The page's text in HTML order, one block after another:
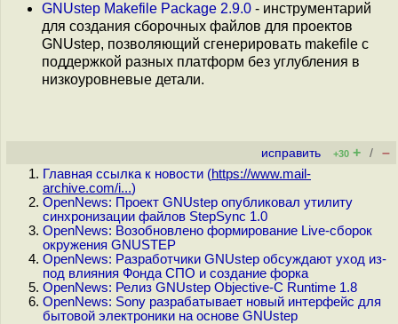
GNUstep Makefile Package 2.9.0 - инструментарий
для создания сборочных файлов для проектов
GNUstep, позволяющий сгенерировать makefile с
поддержкой разных платформ без углубления в
низкоуровневые детали.
исправить +30 + / –
Главная ссылка к новости (https://www.mail-
archive.com/i...)
OpenNews: Проект GNUstep опубликовал утилиту
синхронизации файлов StepSync 1.0
OpenNews: Возобновлено формирование Live-сборок
окружения GNUSTEP
OpenNews: Разработчики GNUstep обсуждают уход из-
под влияния Фонда СПО и создание форка
OpenNews: Релиз GNUstep Objective-C Runtime 1.8
OpenNews: Sony разрабатывает новый интерфейс для
бытовой электроники на основе GNUstep